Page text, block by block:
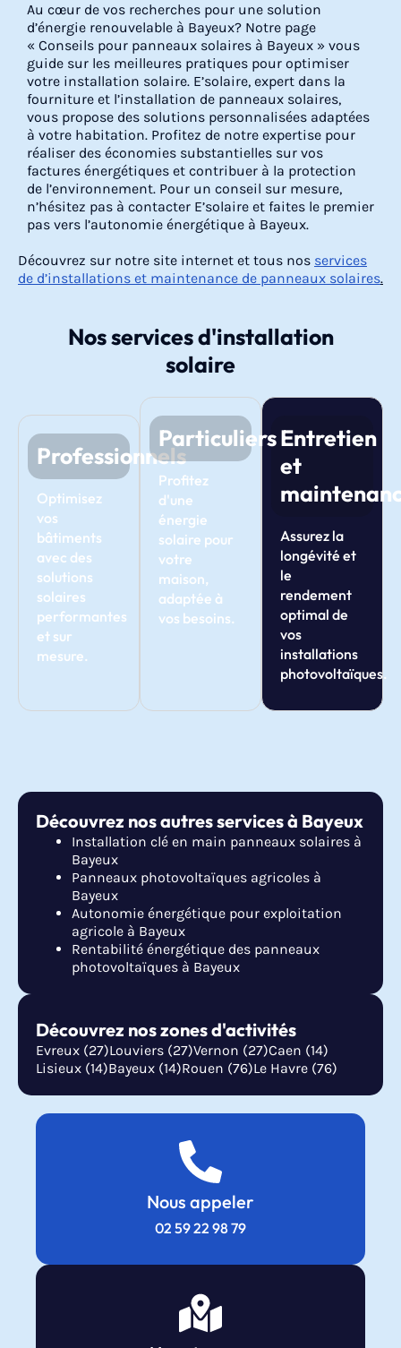
Au cœur de vos recherches pour une solution
d’énergie renouvelable à Bayeux? Notre page
« Conseils pour panneaux solaires à Bayeux » vous
guide sur les meilleures pratiques pour optimiser
votre installation solaire. E’solaire, expert dans la
fourniture et l’installation de panneaux solaires,
vous propose des solutions personnalisées adaptées
à votre habitation. Profitez de notre expertise pour
réaliser des économies substantielles sur vos
factures énergétiques et contribuer à la protection
de l’environnement. Pour un conseil sur mesure,
n’hésitez pas à contacter E’solaire et faites le premier
pas vers l’autonomie énergétique à Bayeux.
Découvrez sur notre site internet et tous nos services
de d’installations et maintenance de panneaux solaires.
Nos services d'installation
solaire
Professionnels
Optimisez
vos
bâtiments
avec des
solutions
solaires
performantes
et sur
mesure.
Particuliers
Profitez
d'une
énergie
solaire pour
votre
maison,
adaptée à
vos besoins.
Entretien
et
Assurez la
longévité et
le
rendement
optimal de
vos
installations
photovoltaïques.
Découvrez nos autres services à Bayeux
Installation clé en main panneaux solaires à
Bayeux
Panneaux photovoltaïques agricoles à
Bayeux
Autonomie énergétique pour exploitation
agricole à Bayeux
Rentabilité énergétique des panneaux
photovoltaïques à Bayeux
Découvrez nos zones d'activités
Evreux (27)Louviers (27)Vernon (27)Caen (14)
Lisieux (14)Bayeux (14)Rouen (76)Le Havre (76)
Nous appeler
02 59 22 98 79